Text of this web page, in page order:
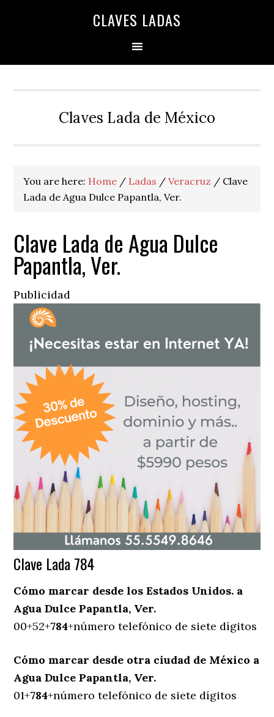
CLAVES LADAS
Claves Lada de México
You are here: Home / Ladas / Veracruz / Clave
Lada de Agua Dulce Papantla, Ver.
Clave Lada de Agua Dulce
Papantla, Ver.
Publicidad
Clave Lada 784
Cómo marcar desde los Estados Unidos. a
Agua Dulce Papantla, Ver.
00+52+784+número telefónico de siete dígitos
Cómo marcar desde otra ciudad de México a
Agua Dulce Papantla, Ver.
01+784+número telefónico de siete dígitos